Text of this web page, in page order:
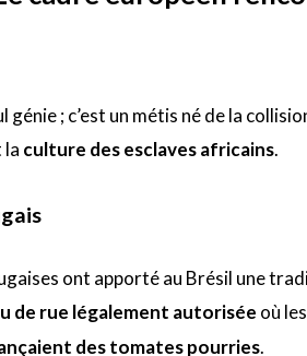
génie ; c’est un métis né de la
culture des esclaves africains.
ont apporté au Brésil une
de rue légalement autorisée où
des tomates pourries.